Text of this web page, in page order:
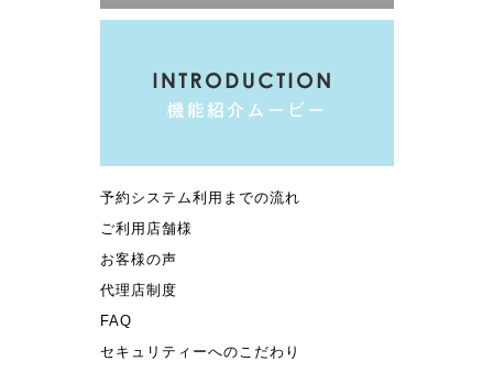
予約システム利用までの流れ
ご利用店舗様
お客様の声
代理店制度
FAQ
セキュリティーへのこだわり